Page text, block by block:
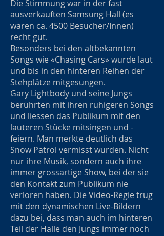
Die Stimmung war in der fast
ausverkauften Samsung Hall (es
waren ca. 4500 Besucher/Innen)
recht gut.
Besonders bei den altbekannten
Songs wie «Chasing Cars» wurde laut
und bis in den hinteren Reihen der
Stehplätze mitgesungen.
Gary Lightbody und seine Jungs
berührten mit ihren ruhigeren Songs
und liessen das Publikum mit den
lauteren Stücke mitsingen und -
feiern. Man merkte deutlich das
Snow Patrol vermisst wurden. Nicht
nur ihre Musik, sondern auch ihre
immer grossartige Show, bei der sie
den Kontakt zum Publikum nie
verloren haben. Die Video-Regie trug
mit den dynamischen Live-Bildern
dazu bei, dass man auch im hinteren
Teil der Halle den Jungs immer noch